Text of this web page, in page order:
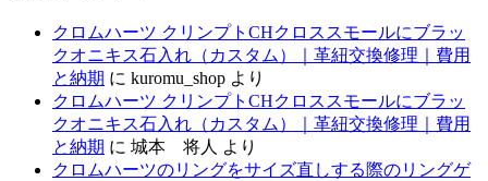
クロムハーツ クリンプトCHクロススモールにブラッ
クオニキス石入れ（カスタム）｜革紐交換修理｜費用
と納期 に kuromu_shop より
クロムハーツ クリンプトCHクロススモールにブラッ
クオニキス石入れ（カスタム）｜革紐交換修理｜費用
と納期 に 城本 将人 より
クロムハーツのリングをサイズ直しする際のリングゲ